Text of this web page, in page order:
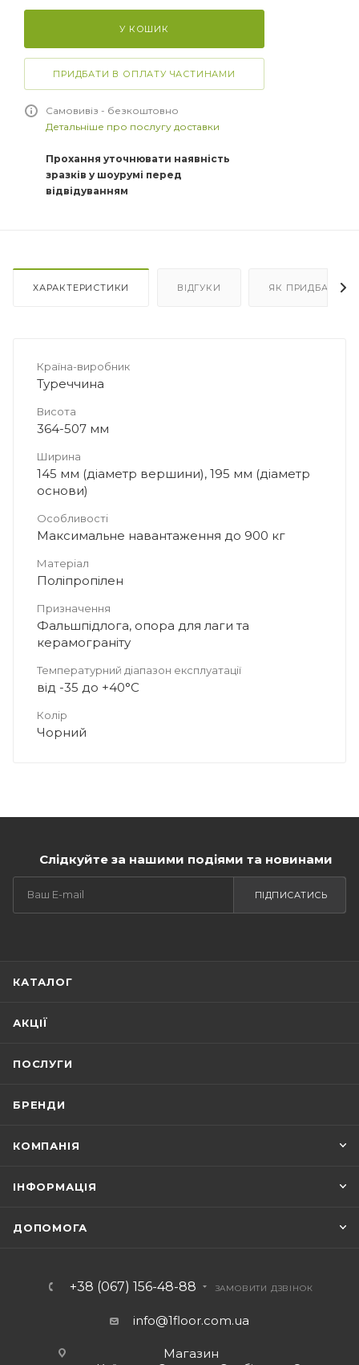
У КОШИК
ПРИДБАТИ В ОПЛАТУ ЧАСТИНАМИ
Самовивіз - безкоштовно
Детальніше про послугу доставки
Прохання уточнювати наявність
зразків у шоурумі перед
відвідуванням
ХАРАКТЕРИСТИКИ ВІДГУКИ ЯК ПРИДБАТИ
Країна-виробник
Туреччина
Висота
364-507 мм
Ширина
145 мм (діаметр вершини), 195 мм (діаметр
основи)
Особливості
Максимальне навантаження до 900 кг
Матеріал
Поліпропілен
Призначення
Фальшпідлога, опора для лаги та
керамограніту
Температурний діапазон експлуатації
від -35 до +40°C
Колір
Чорний
Слідкуйте за нашими подіями та новинами
ПІДПИСАТИСЬ
КАТАЛОГ
АКЦІЇ
ПОСЛУГИ
БРЕНДИ
КОМПАНІЯ
ІНФОРМАЦІЯ
ДОПОМОГА
+38 (067) 156-48-88 ЗАМОВИТИ ДЗВІНОК
info@1floor.com.ua
Магазин